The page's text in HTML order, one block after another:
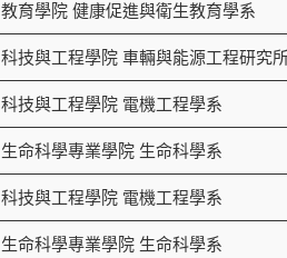
教育學院 健康促進與衛生教育學系
科技與工程學院 車輛與能源工程研究
科技與工程學院 電機工程學系
生命科學專業學院 生命科學系
科技與工程學院 電機工程學系
生命科學專業學院 生命科學系